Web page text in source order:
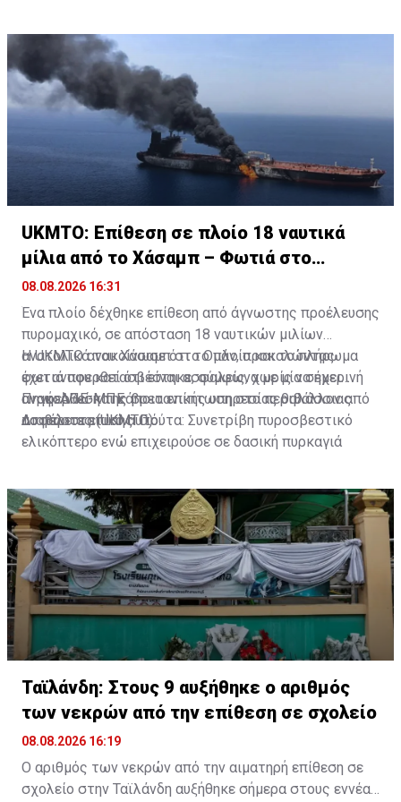
UKMTO: Επίθεση σε πλοίο 18 ναυτικά
μίλια από το Χάσαμπ – Φωτιά στο
σκάφος
08.08.2026 16:31
Ένα πλοίο δέχθηκε επίθεση από άγνωστης προέλευσης
πυρομαχικό, σε απόσταση 18 ναυτικών μιλίων
ανατολικά του Χάσαμπ στο Ομάν, προκαλώντας
φωτιά που κατασβέστηκε, σύμφωνα με μία σημερινή
ανακοίνωση της βρετανικής υπηρεσίας θαλάσσιας
ασφάλειας (UKMTO).
Η UKMTO ανακοίνωσε ότι το πλοίο και το πλήρωμα
έχει αναφερθεί ότι είναι ασφαλείς, χωρίς να έχει
αναφερθεί και κάποια επίπτωση στο περιβάλλον από
το περιστατικό αυτό.
Πηγή: ΑΠΕ-ΜΠΕ
Διαβάστε επίσης:Γιούτα: Συνετρίβη πυροσβεστικό
ελικόπτερο ενώ επιχειρούσε σε δασική πυρκαγιά
Ταϊλάνδη: Στους 9 αυξήθηκε ο αριθμός
των νεκρών από την επίθεση σε σχολείο
08.08.2026 16:19
Ο αριθμός των νεκρών από την αιματηρή επίθεση σε
σχολείο στην Ταϊλάνδη αυξήθηκε σήμερα στους εννέα